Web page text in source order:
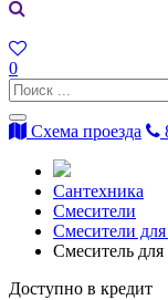
0
Схема проезда
Сантехника
Смесители
Смесители
Смеситель
Доступно в кредит